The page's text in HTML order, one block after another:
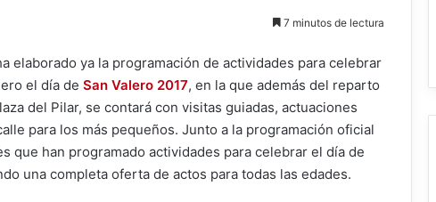
7 minutos de lectura
elaborado ya la programación de actividades para celebrar
el día de San Valero 2017, en la que además del reparto
del Pilar, se contará con visitas guiadas, actuaciones
para los más pequeños. Junto a la programación oficial
que han programado actividades para celebrar el día de
una completa oferta de actos para todas las edades.